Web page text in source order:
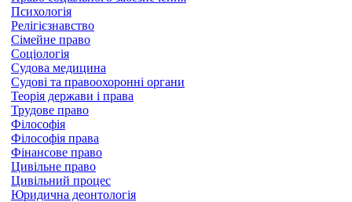
Психологія
Релігієзнавство
Сімейне право
Соціологія
Судова медицина
Судові та правоохоронні органи
Теорія держави і права
Трудове право
Філософія
Філософія права
Фінансове право
Цивільне право
Цивільний процес
Юридична деонтологія